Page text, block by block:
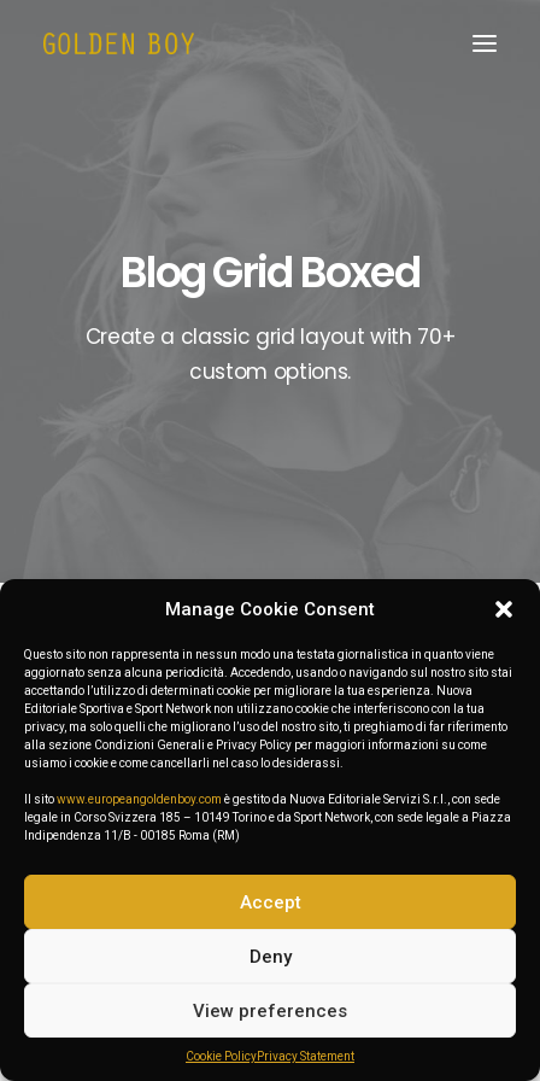
Manage Cookie Consent
Questo sito non rappresenta in nessun modo una testata giornalistica in quanto viene
aggiornato senza alcuna periodicità. Accedendo, usando o navigando sul nostro sito stai
accettando l’utilizzo di determinati cookie per migliorare la tua esperienza. Nuova
Editoriale Sportiva e Sport Network non utilizzano cookie che interferiscono con la tua
privacy, ma solo quelli che migliorano l’uso del nostro sito, ti preghiamo di far riferimento
alla sezione Condizioni Generali e Privacy Policy per maggiori informazioni su come
usiamo i cookie e come cancellarli nel caso lo desiderassi.
Il sitowww.europeangoldenboy.com è gestito da Nuova Editoriale Servizi S.r.l., con sede
legale in Corso Svizzera 185 – 10149 Torino e da Sport Network, con sede legale a Piazza
Indipendenza 11/B - 00185 Roma (RM)
Accept
Deny
View preferences
Cookie PolicyPrivacy Statement
Blog Grid Boxed
Create a classic grid layout with 70+
custom options.